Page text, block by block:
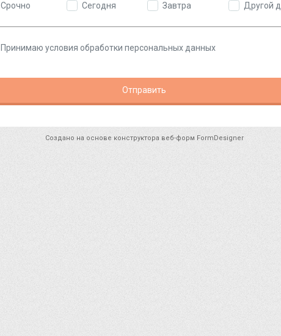
Срочно
Сегодня Завтра Другой
Принимаю условия обработки персональных данных
Отправить
Создано на основе конструктора веб-форм FormDesigner